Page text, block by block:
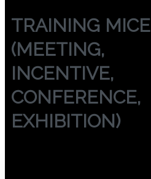
TRAINING MICE
(MEETING,
INCENTIVE,
CONFERENCE,
EXHIBITION)